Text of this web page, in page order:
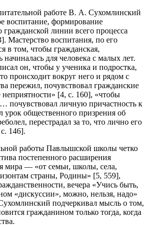
работе В. А. Сухомлинский
воспитание, формирование
гражданской линии всего процесса
Мастерство воспитания, по его
в том, чтобы гражданская,
начиналась для человека с малых лет.
он, чтобы у ученика и подростка,
происходит вокруг него и рядом с
пережил, почувствовал гражданские
неприятности» [4, с. 160], «чтобы
почувствовал личную причастность к
урок общественного призрения об
перестрадал за то, что лично его
146].
работы Павлышской школы четко
постепенного расширения
мира — «от семьи, школы, села,
страны, Родины» [5, 559],
вечера «Учись быть,
«дискуссии», можно, нельзя, надо»
подчеркивал мысль о том,
гражданином только тогда, когда